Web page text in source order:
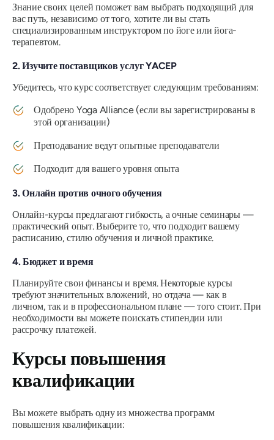
Знание своих целей поможет вам выбрать подходящий для
вас путь, независимо от того, хотите ли вы стать
специализированным инструктором по йоге или йога-
терапевтом.
2. Изучите поставщиков услуг YACEP
Убедитесь, что курс соответствует следующим требованиям:
Одобрено Yoga Alliance (если вы зарегистрированы в
этой организации)
Преподавание ведут опытные преподаватели
Подходит для вашего уровня опыта
3. Онлайн против очного обучения
Онлайн-курсы предлагают гибкость, а очные семинары —
практический опыт. Выберите то, что подходит вашему
расписанию, стилю обучения и личной практике.
4. Бюджет и время
Планируйте свои финансы и время. Некоторые курсы
требуют значительных вложений, но отдача — как в
личном, так и в профессиональном плане — того стоит. При
необходимости вы можете поискать стипендии или
рассрочку платежей.
Курсы повышения
квалификации
Вы можете выбрать одну из множества программ
повышения квалификации: